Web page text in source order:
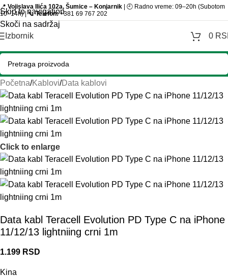
Skip to navigation
Skoči na sadržaj
📍Vojislava Ilića 102a, Šumice – Konjarnik | 🕘 Radno vreme: 09–20h (Subotom
10–14h) | 📞Telefon:+381 69 767 202
Izbornik 0
Početna/Kablovi/Data kablovi
Click to enlarge
Data kabl Teracell Evolution PD Type C na iPhone
11/12/13 lightniing crni 1m
1.199 RSD
Kina